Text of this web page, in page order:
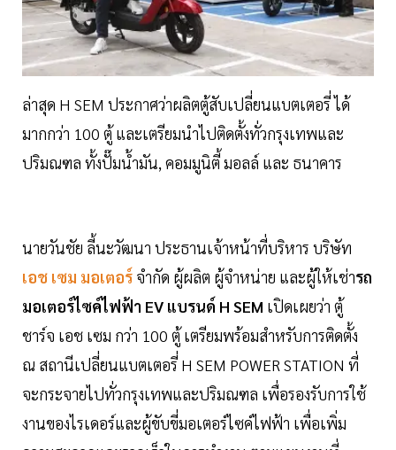
ล่าสุด H SEM ประกาศว่าผลิตตู้สับเปลี่ยนแบตเตอรี่ ได้
มากกว่า 100 ตู้ และเตรียมนำไปติดตั้งทั่วกรุงเทพและ
ปริมณฑล ทั้งปั๊มนํ้ามัน, คอมมูนิตี้ มอลล์ และ ธนาคาร
นายวันชัย ลี้นะวัฒนา ประธานเจ้าหน้าที่บริหาร บริษัท
เอช เซม มอเตอร์ จำกัด ผู้ผลิต ผู้จำหน่าย และผู้ให้เช่ารถ
มอเตอร์ไซค์ไฟฟ้า EV แบรนด์ H SEM เปิดเผยว่า ตู้
ชาร์จ เอช เซม กว่า 100 ตู้ เตรียมพร้อมสำหรับการติดตั้ง
ณ สถานีเปลี่ยนแบตเตอรี่ H SEM POWER STATION ที่
จะกระจายไปทั่วกรุงเทพและปริมณฑล เพื่อรองรับการใช้
งานของไรเดอร์และผู้ขับขี่มอเตอร์ไซค์ไฟฟ้า เพื่อเพิ่ม